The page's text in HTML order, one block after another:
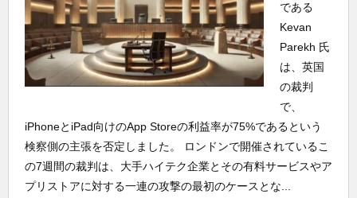
である
Kevan
Parekh 氏
は、英国
の裁判
で、
iPhoneとiPad向けのApp Storeの利益率が75%であるという
検察側の主張を否定しました。 ロンドンで開催されているこ
の7週間の裁判は、大手ハイテク企業とその有料サービスやア
プリストアに対する一連の攻撃の最初のケースとな...